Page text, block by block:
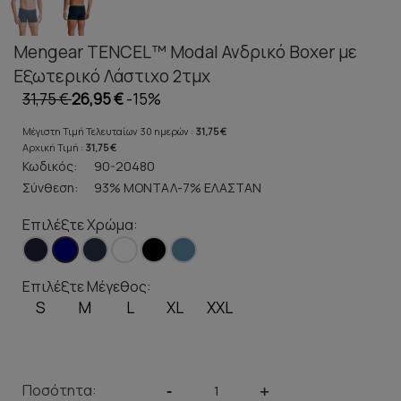
Mengear TENCEL™ Modal Ανδρικό Boxer με
Εξωτερικό Λάστιχο 2τμχ
31,75 €26,95 €-15%
Μέγιστη Τιμή Τελευταίων 30 ημερών : 31,75 €
Αρχική Τιμή : 31,75 €
Κωδικός:
90-20480
Σύνθεση:
93% ΜΟΝΤΑΛ-7% ΕΛΑΣΤΑΝ
Επιλέξτε Χρώμα:
Επιλέξτε Μέγεθος:
S M L XL XXL
Ποσότητα: - +